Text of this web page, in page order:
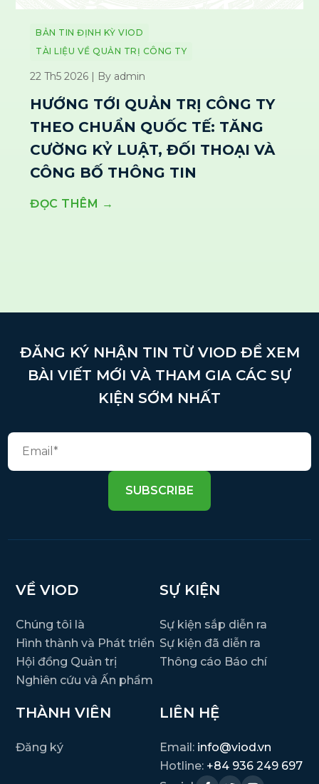
BẢN TIN ĐỊNH KỲ VIOD
TÀI LIỆU VỀ QUẢN TRỊ CÔNG TY
22 Th5 2026 | By admin
HƯỚNG TỚI QUẢN TRỊ CÔNG TY
THEO CHUẨN QUỐC TẾ: TĂNG
CƯỜNG KỶ LUẬT, ĐỐI THOẠI VÀ
CÔNG BỐ THÔNG TIN
ĐỌC THÊM →
ĐĂNG KÝ NHẬN TIN TỪ VIOD ĐỂ XEM
BÀI VIẾT MỚI VÀ THAM GIA CÁC SỰ
KIỆN SỚM NHẤT
SUBSCRIBE
VỀ VIOD
Chúng tôi là
Hình thành và Phát triển
Hội đồng Quản trị
Nghiên cứu và Ấn phẩm
SỰ KIỆN
Sự kiện sắp diễn ra
Sự kiện đã diễn ra
Thông cáo Báo chí
THÀNH VIÊN
Đăng ký
LIÊN HỆ
Email: info@viod.vn
Hotline: +84 936 249 697